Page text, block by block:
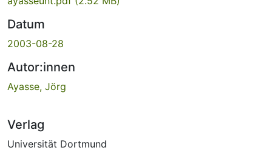
Datum
2003-08-28
Autor:innen
Ayasse, Jörg
Verlag
Universität Dortmund